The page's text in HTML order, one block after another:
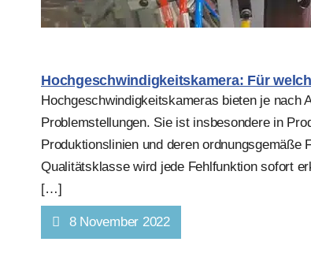
Hochgeschwindigkeitskamera: Für
Hochgeschwindigkeitskameras bieten je nach
Problemstellungen. Sie ist insbesondere in
Produktionslinien und deren
Qualitätsklasse wird jede Fehlfunktion sofort
[…]
8 November 2022